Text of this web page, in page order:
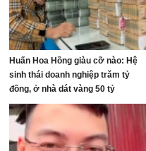
Huấn Hoa Hồng giàu cỡ nào: Hệ
sinh thái doanh nghiệp trăm tỷ
đồng, ở nhà dát vàng 50 tỷ